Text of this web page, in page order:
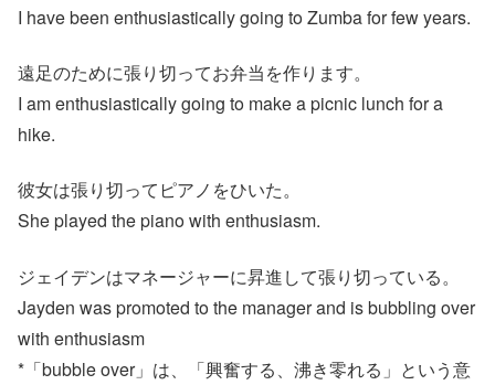
I have been enthusiastically going to Zumba for few years.
遠足のために張り切ってお弁当を作ります。
I am enthusiastically going to make a picnic lunch for a
hike.
彼女は張り切ってピアノをひいた。
She played the piano with enthusiasm.
ジェイデンはマネージャーに昇進して張り切っている。
Jayden was promoted to the manager and is bubbling over
with enthusiasm
*「bubble over」は、「興奮する、沸き零れる」という意